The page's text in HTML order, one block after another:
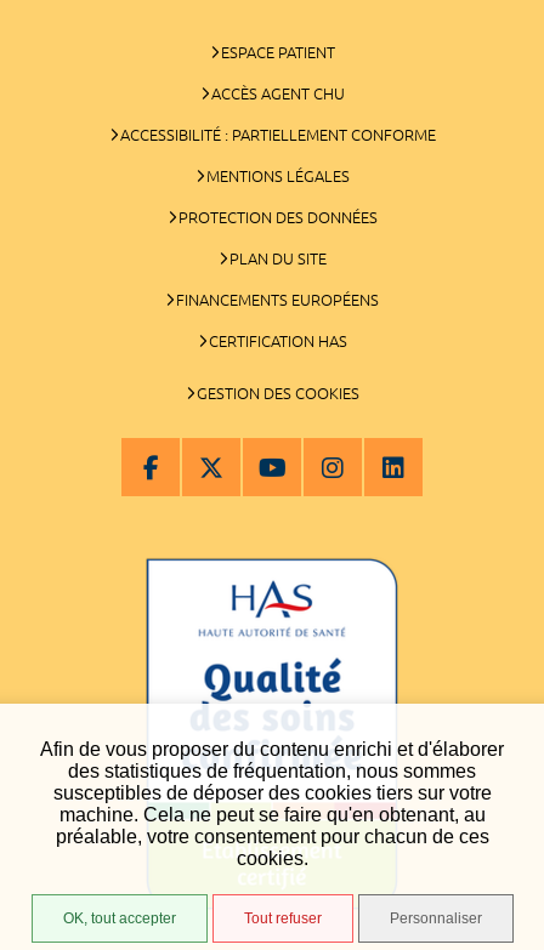
Afin de vous proposer du contenu enrichi et d'élaborer
des statistiques de fréquentation, nous sommes
susceptibles de déposer des cookies tiers sur votre
machine. Cela ne peut se faire qu'en obtenant, au
préalable, votre consentement pour chacun de ces
cookies.
OK, tout accepter Tout refuser Personnaliser
ESPACE PATIENT
ACCÈS AGENT CHU
ACCESSIBILITÉ : PARTIELLEMENT CONFORME
MENTIONS LÉGALES
PROTECTION DES DONNÉES
PLAN DU SITE
FINANCEMENTS EUROPÉENS
CERTIFICATION HAS
GESTION DES COOKIES